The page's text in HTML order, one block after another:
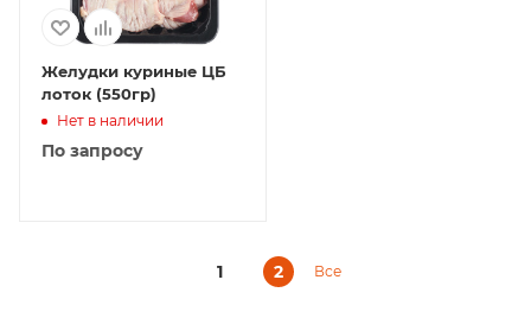
Желудки куриные ЦБ
лоток (550гр)
Нет в наличии
По запросу
1 2 Все